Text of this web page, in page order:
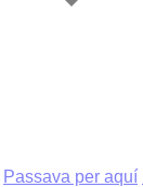
Passava per aquí